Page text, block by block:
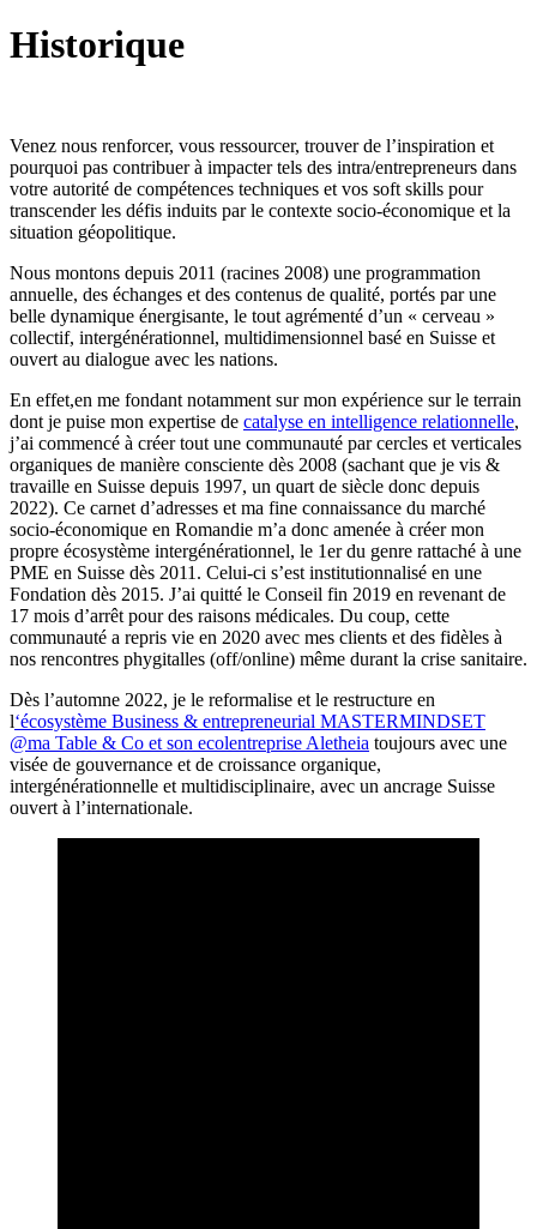
Historique
Venez nous renforcer, vous ressourcer, trouver de l’inspiration et
pourquoi pas contribuer à impacter tels des intra/entrepreneurs dans
votre autorité de compétences techniques et vos soft skills pour
transcender les défis induits par le contexte socio-économique et la
situation géopolitique.
Nous montons depuis 2011 (racines 2008) une programmation
annuelle, des échanges et des contenus de qualité, portés par une
belle dynamique énergisante, le tout agrémenté d’un « cerveau »
collectif, intergénérationnel, multidimensionnel basé en Suisse et
ouvert au dialogue avec les nations.
En effet,en me fondant notamment sur mon expérience sur le terrain
dont je puise mon expertise de catalyse en intelligence relationnelle,
j’ai commencé à créer tout une communauté par cercles et verticales
organiques de manière consciente dès 2008 (sachant que je vis &
travaille en Suisse depuis 1997, un quart de siècle donc depuis
2022). Ce carnet d’adresses et ma fine connaissance du marché
socio-économique en Romandie m’a donc amenée à créer mon
propre écosystème intergénérationnel, le 1er du genre rattaché à une
PME en Suisse dès 2011. Celui-ci s’est institutionnalisé en une
Fondation dès 2015. J’ai quitté le Conseil fin 2019 en revenant de
17 mois d’arrêt pour des raisons médicales. Du coup, cette
communauté a repris vie en 2020 avec mes clients et des fidèles à
nos rencontres phygitalles (off/online) même durant la crise sanitaire.
Dès l’automne 2022, je le reformalise et le restructure en
l‘écosystème Business & entrepreneurial MASTERMINDSET
@ma Table & Co et son ecolentreprise Aletheia toujours avec une
visée de gouvernance et de croissance organique,
intergénérationnelle et multidisciplinaire, avec un ancrage Suisse
ouvert à l’internationale.